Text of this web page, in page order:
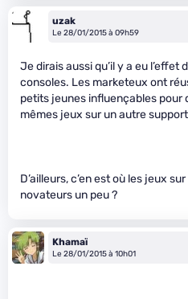
uzak
Le 28/01/2015 à 09h59
Je dirais aussi qu’il y a eu
consoles. Les marketeux ont
petits jeunes influençables pour
mêmes jeux sur un autre
D’ailleurs, c’en est où les jeux
novateurs un peu ?
Khamaï
Le 28/01/2015 à 10h01